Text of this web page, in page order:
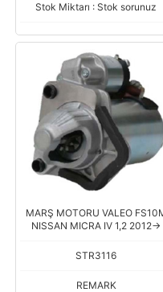
Stok Miktarı : Stok sorunuz
MARŞ MOTORU VALEO
NISSAN MICRA IV 1,2 2012->
STR3116
REMARK